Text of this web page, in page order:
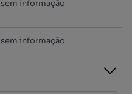
sem informação
sem informação